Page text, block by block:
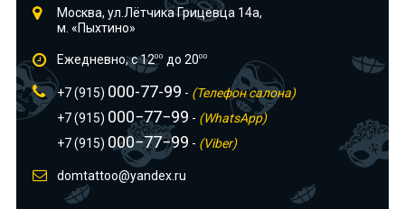
Москва, ул.Лётчика Грицевца 14а,
м. «Пыхтино»
Ежедневно, с 1200 до 2000
+7 (915) 000-77-99 - (Телефон салона)
+7 (915) 000−77−99 - (WhatsApp)
+7 (915) 000−77−99 - (Viber)
domtattoo@yandex.ru